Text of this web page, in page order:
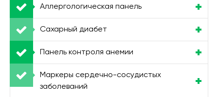
Аллергологическая панель
Сахарный диабет
Панель контроля анемии
Маркеры сердечно-сосудистых
заболеваний